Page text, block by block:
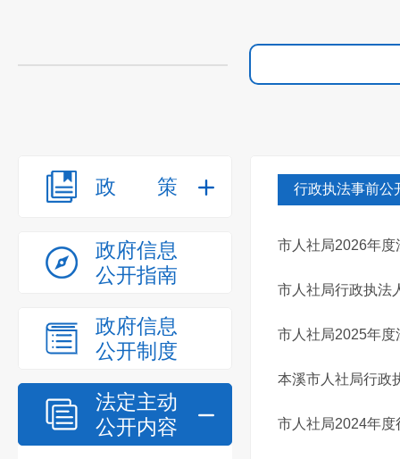
政策
政府信息
公开指南
政府信息
公开制度
法定主动
公开内容
行政执法事前公
市人社局2026年
市人社局行政执法
市人社局2025年
本溪市人社局行政
市人社局2024年